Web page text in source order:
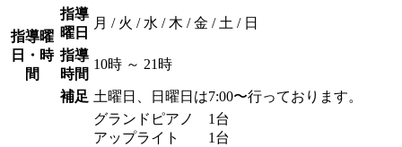
指導曜
日・時
間
指導
曜日
月 / 火 / 水 / 木 / 金 / 土 / 日
指導
時間
10時 ～ 21時
補足 土曜日、日曜日は7:00〜行っております。
グランドピアノ 1台
アップライト 1台